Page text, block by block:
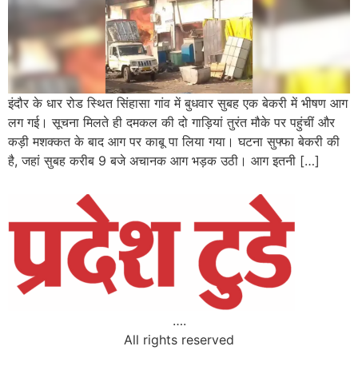
इंदौर के धार रोड स्थित सिंहासा गांव में बुधवार सुबह एक बेकरी में भीषण आग
लग गई। सूचना मिलते ही दमकल की दो गाड़ियां तुरंत मौके पर पहुंचीं और
कड़ी मशक्कत के बाद आग पर काबू पा लिया गया। घटना सुफ्फा बेकरी की
है, जहां सुबह करीब 9 बजे अचानक आग भड़क उठी। आग इतनी […]
….
All rights reserved